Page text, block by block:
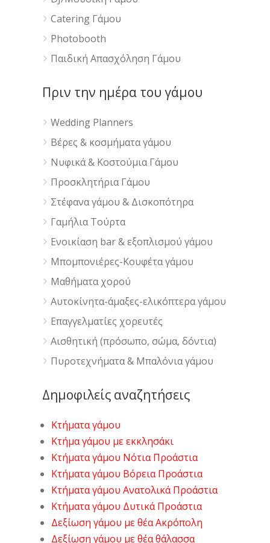
Catering Γάμου
Photobooth
Παιδική Απασχόληση Γάμου
Πριν την ημέρα του γάμου
Wedding Planners
Βέρες & κοσμήματα γάμου
Νυφικά & Κοστούμια Γάμου
Προσκλητήρια Γάμου
Στέφανα γάμου & Δισκοπότηρα
Γαμήλια Τούρτα
Ενοικίαση bar & εξοπλισμού γάμου
Μπομπονιέρες-Κουφέτα γάμου
Μαθήματα χορού
Αυτοκίνητα-άμαξες-ελικόπτερα γάμου
Επαγγελματίες χορευτές
Αισθητική (πρόσωπο, σώμα, δόντια)
Πυροτεχνήματα & Μπαλόνια γάμου
Δημοφιλείς αναζητήσεις
Κτήματα γάμου
Κτήμα γάμου με εκκλησάκι
Κτήματα γάμου Νότια Προάστια
Κτήματα γάμου Βόρεια Προάστια
Κτήματα γάμου Ανατολικά Προάστια
Κτήματα γάμου Δυτικά Προάστια
Δεξίωση γάμου με θέα Ακρόπολη
Δεξίωση γάμου με θέα θάλασσα